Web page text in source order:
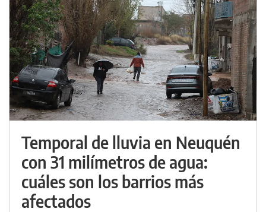
Temporal de lluvia en Neuquén
con 31 milímetros de agua:
cuáles son los barrios más
afectados